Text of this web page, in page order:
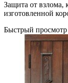
Защита от взлома,
изготовленной
Быстрый просмотр